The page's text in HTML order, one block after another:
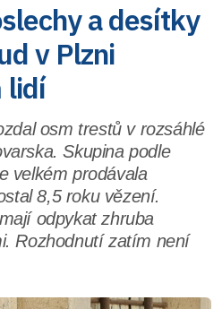
a desítky
v Plzni
lidí
osm trestů v rozsáhlé
Skupina podle
velkém prodávala
8,5 roku vězení.
odpykat zhruba
Rozhodnutí zatím není